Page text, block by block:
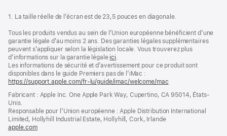
1. La taille réelle de l’écran est de 23,5 pouces en diagonale.
Tous les produits vendus au sein de l’Union européenne bénéficient d’une
garantie légale d’au moins 2 ans. Des garanties légales supplémentaires
peuvent s’appliquer selon la législation locale. Vous trouverez plus
d’informations sur la garantie légale ici.
Les informations de sécurité et d’avertissement pour ce produit sont
disponibles dans le guide Premiers pas de l’iMac :
https://support.apple.com/fr-lu/guide/imac/welcome/mac
une
fenêtre)
Fabricant : Apple Inc. One Apple Park Way, Cupertino, CA 95014, États-
Unis.
Responsable pour l’Union européenne : Apple Distribution International
Limited, Hollyhill Industrial Estate, Hollyhill, Cork, Irlande
apple.com(s’ouvre